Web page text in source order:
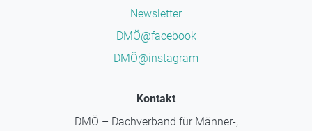
Newsletter
DMÖ@facebook
DMÖ@instagram
Kontakt
DMÖ – Dachverband für Männer-,